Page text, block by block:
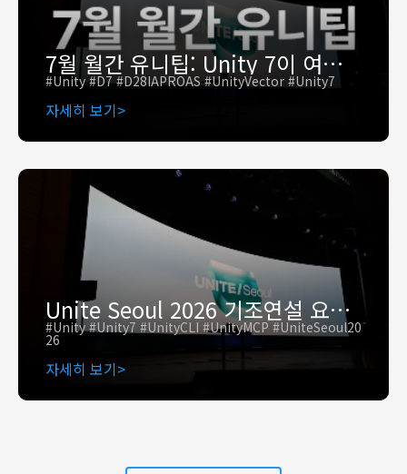
7월 월간 유니팁: Unity 7이 여는 새로운 개발 흐름, 제작부터 성장까지
#Unity #D7 #D28IAPROAS #UnityVector #Unity7
자세히 보기
Unite Seoul 2026 기조연설 요약: Unity 7 출시를 발표합니다
#Unity #Unity7 #UnityCLI #UnityMCP #UniteSeoul20
26
자세히 보기